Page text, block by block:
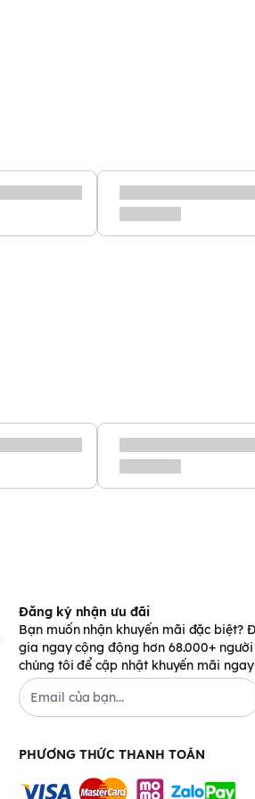
Đăng ký nhận ưu đãi
Bạn muốn nhận khuyến mãi đặc biệt?
gia ngay cộng động hơn 68.000+
chúng tôi để cập nhật khuyến mãi
PHƯƠNG THỨC THANH TOÁN